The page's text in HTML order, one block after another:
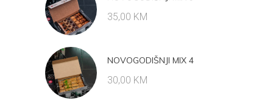
35,00 KM
NOVOGODIŠNJI MIX 4
30,00 KM